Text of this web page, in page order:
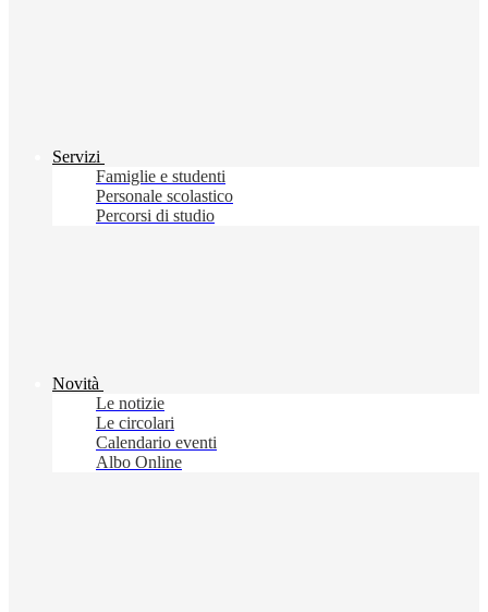
Servizi
Famiglie e studenti
Personale scolastico
Percorsi di studio
Novità
Le notizie
Le circolari
Calendario eventi
Albo Online